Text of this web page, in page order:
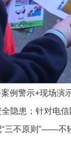
例警示+现场演
隐患；针对电
三不原则”——